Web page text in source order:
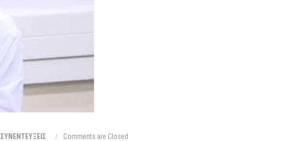
ΣΥΝΕΝΤΕΥΞΕΙΣ Comments are Closed